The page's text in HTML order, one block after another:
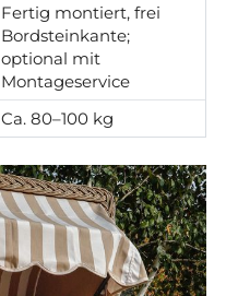
Fertig montiert, frei
Bordsteinkante;
optional mit
Montageservice
Ca. 80–100 kg